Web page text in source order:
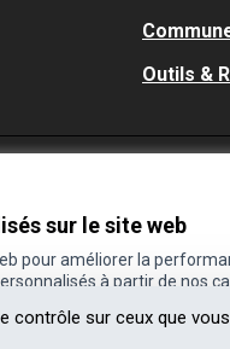
contrôle sur ceux que
sur le site web
pour améliorer la
à partir de nos
Outils &
externe)